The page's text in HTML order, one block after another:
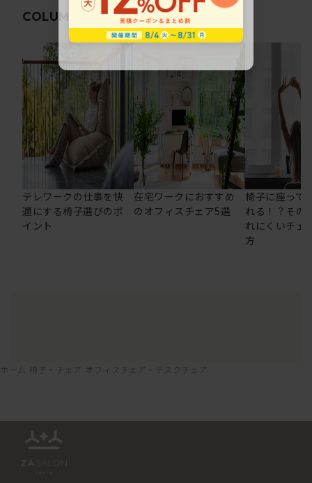
COLUMN 関連コラム
テレワークの仕事を快
適にする椅子選びのポ
イント
在宅ワークにおすすめ
のオフィスチェア5選
椅子に座って
れる！？その
れにくいチェ
方
ホーム 椅子・チェア オフィスチェア・デスクチェア